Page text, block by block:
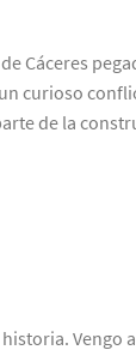
Cáceres
curioso
de la
Vengo